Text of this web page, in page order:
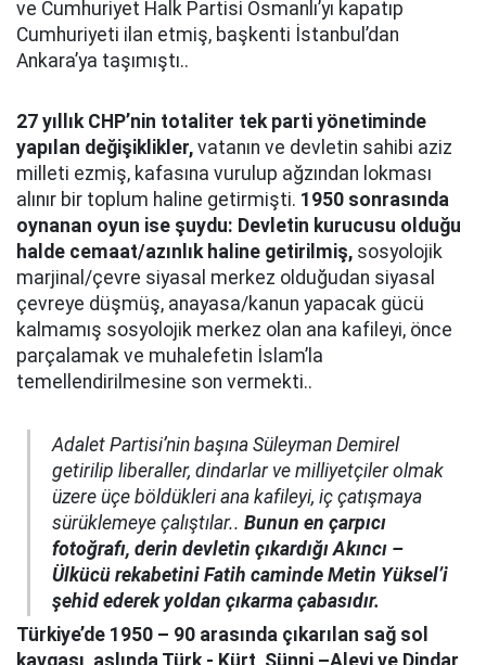
ve Cumhuriyet Halk Partisi Osmanlı’yı kapatıp
Cumhuriyeti ilan etmiş, başkenti İstanbul’dan
Ankara’ya taşımıştı..
27 yıllık CHP’nin totaliter tek parti yönetiminde
yapılan değişiklikler, vatanın ve devletin sahibi aziz
milleti ezmiş, kafasına vurulup ağzından lokması
alınır bir toplum haline getirmişti. 1950 sonrasında
oynanan oyun ise şuydu: Devletin kurucusu olduğu
halde cemaat/azınlık haline getirilmiş, sosyolojik
marjinal/çevre siyasal merkez olduğudan siyasal
çevreye düşmüş, anayasa/kanun yapacak gücü
kalmamış sosyolojik merkez olan ana kafileyi, önce
parçalamak ve muhalefetin İslam’la
temellendirilmesine son vermekti..
Adalet Partisi’nin başına Süleyman Demirel
getirilip liberaller, dindarlar ve milliyetçiler olmak
üzere üçe böldükleri ana kafileyi, iç çatışmaya
sürüklemeye çalıştılar.. Bunun en çarpıcı
fotoğrafı, derin devletin çıkardığı Akıncı –
Ülkücü rekabetini Fatih caminde Metin Yüksel’i
şehid ederek yoldan çıkarma çabasıdır.
Türkiye’de 1950 – 90 arasında çıkarılan sağ sol
kavgası, aslında Türk - Kürt, Sünni –Alevi ve Dindar